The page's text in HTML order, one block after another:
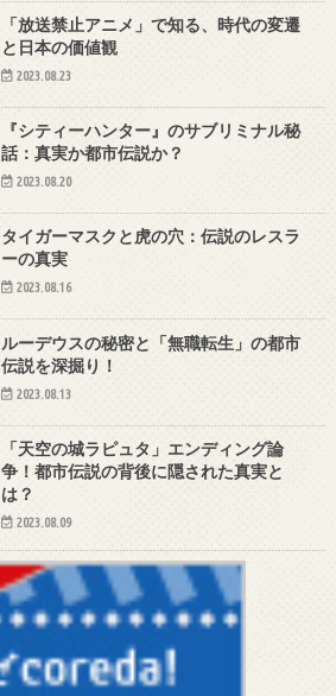
「放送禁止アニメ」で知る、時代の変遷
と日本の価値観
2023.08.23
『シティーハンター』のサブリミナル秘
話：真実か都市伝説か？
2023.08.20
タイガーマスクと虎の穴：伝説のレスラ
ーの真実
2023.08.16
ルーデウスの秘密と「無職転生」の都市
伝説を深掘り！
2023.08.13
「天空の城ラピュタ」エンディング論
争！都市伝説の背後に隠された真実と
は？
2023.08.09